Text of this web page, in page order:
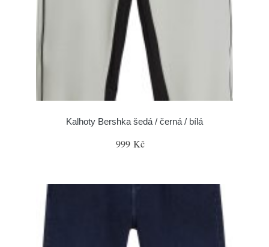
Kalhoty Bershka šedá / černá / bílá
999 Kč